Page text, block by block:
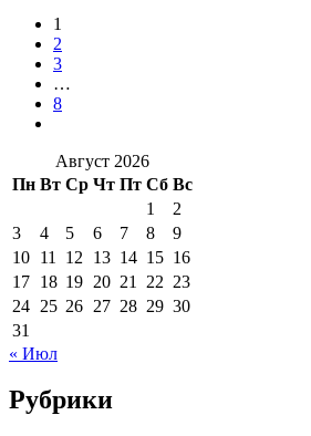
1
2
3
…
8
Август 2026
Пн Вт Ср Чт Пт Сб Вс
1
2
3
4 5 6 7 8
9
10 11 12 13 14 15 16
17 18 19 20 21 22 23
24 25 26 27 28 29 30
31
« Июл
Рубрики